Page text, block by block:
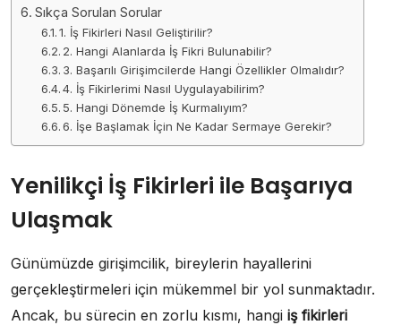
Sıkça Sorulan Sorular
1. İş Fikirleri Nasıl Geliştirilir?
2. Hangi Alanlarda İş Fikri Bulunabilir?
3. Başarılı Girişimcilerde Hangi Özellikler Olmalıdır?
4. İş Fikirlerimi Nasıl Uygulayabilirim?
5. Hangi Dönemde İş Kurmalıyım?
6. İşe Başlamak İçin Ne Kadar Sermaye Gerekir?
Yenilikçi İş Fikirleri ile Başarıya
Ulaşmak
Günümüzde girişimcilik, bireylerin hayallerini
gerçekleştirmeleri için mükemmel bir yol sunmaktadır.
Ancak, bu sürecin en zorlu kısmı, hangi iş fikirleri